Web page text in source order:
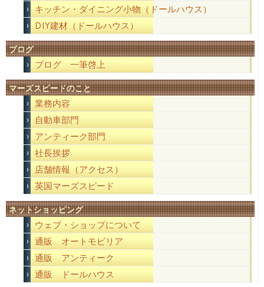
キッチン・ダイニング小物（ドールハウス）
DIY建材（ドールハウス）
ブログ
ブログ 一筆啓上
マーズスピードのこと
業務内容
自動車部門
アンティーク部門
社長挨拶
店舗情報（アクセス）
英国マーズスピード
ネットショッピング
ウェブ・ショップについて
通販 オートモビリア
通販 アンティーク
通販 ドールハウス